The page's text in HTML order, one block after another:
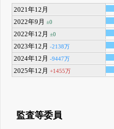
2021年12月
2022年9月±0
2022年12月±0
2023年12月-2138万
2024年12月-9447万
2025年12月+1455万
監査等委員